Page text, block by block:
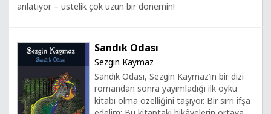
anlatıyor – üstelik çok uzun bir dönemin!
Sandık Odası
Sezgin Kaymaz
Sandık Odası, Sezgin Kaymaz’ın bir dizi
romandan sonra yayımladığı ilk öykü
kitabı olma özelliğini taşıyor. Bir sırrı ifşa